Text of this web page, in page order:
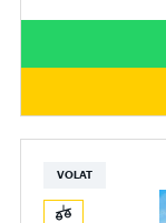
VOLAT